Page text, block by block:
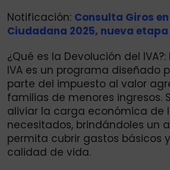
Notificación: Consulta Giros
Ciudadana 2025, nueva
¿Qué es la Devolución del
IVA es un programa diseñado
parte del impuesto al valor
familias de menores ingresos.
aliviar la carga económica de
necesitados, brindándoles un
permita cubrir gastos básicos
calidad de vida.